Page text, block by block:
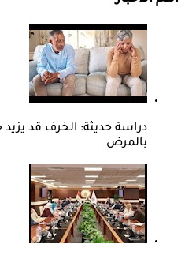
دراسة حديثة: الخرف قد يزيد
بالمرض